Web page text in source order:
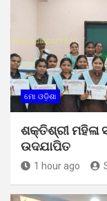
ମୋ ଓଡ଼ିଶା
ଶକ୍ତିଶ୍ରୀ
ଉଦଯାପିତ
1 hour ago